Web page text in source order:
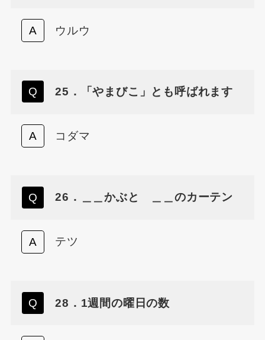
ウルウ
25．「やまびこ」とも呼ばれます
コダマ
26．＿＿かぶと ＿＿のカーテン
テツ
28．1週間の曜日の数